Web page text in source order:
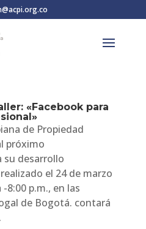
«Facebook para
de Propiedad
próximo
su desarrollo
el 24 de marzo
8:00 p.m., en las
de Bogotá. contará